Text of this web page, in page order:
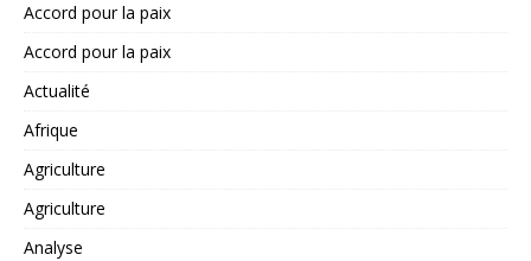
Accord pour la paix
Accord pour la paix
Actualité
Afrique
Agriculture
Agriculture
Analyse